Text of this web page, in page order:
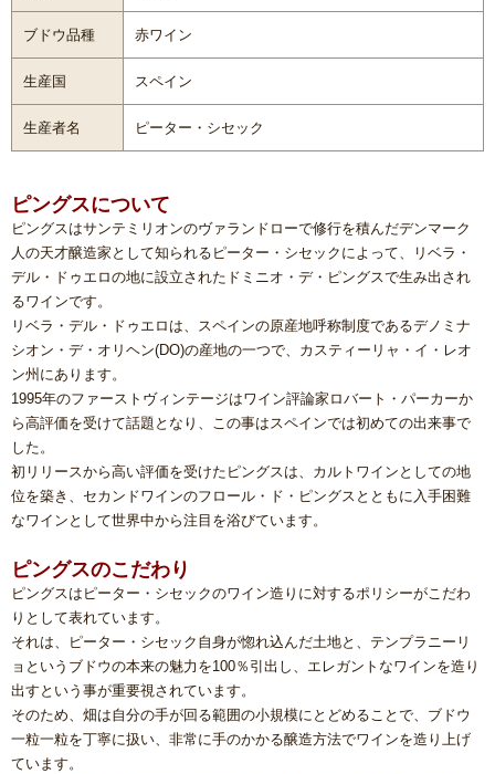
ブドウ品種 赤ワイン
生産国 スペイン
生産者名 ピーター・シセック
ピングスについて
ピングスはサンテミリオンのヴァランドローで修行を積んだデンマーク
人の天才醸造家として知られるピーター・シセックによって、リベラ・
デル・ドゥエロの地に設立されたドミニオ・デ・ピングスで生み出され
るワインです。
リベラ・デル・ドゥエロは、スペインの原産地呼称制度であるデノミナ
シオン・デ・オリヘン(DO)の産地の一つで、カスティーリャ・イ・レオ
ン州にあります。
1995年のファーストヴィンテージはワイン評論家ロバート・パーカーか
ら高評価を受けて話題となり、この事はスペインでは初めての出来事で
した。
初リリースから高い評価を受けたピングスは、カルトワインとしての地
位を築き、セカンドワインのフロール・ド・ピングスとともに入手困難
なワインとして世界中から注目を浴びています。
ピングスのこだわり
ピングスはピーター・シセックのワイン造りに対するポリシーがこだわ
りとして表れています。
それは、ピーター・シセック自身が惚れ込んだ土地と、テンプラニーリ
ョというブドウの本来の魅力を100％引出し、エレガントなワインを造り
出すという事が重要視されています。
そのため、畑は自分の手が回る範囲の小規模にとどめることで、ブドウ
一粒一粒を丁寧に扱い、非常に手のかかる醸造方法でワインを造り上げ
ています。